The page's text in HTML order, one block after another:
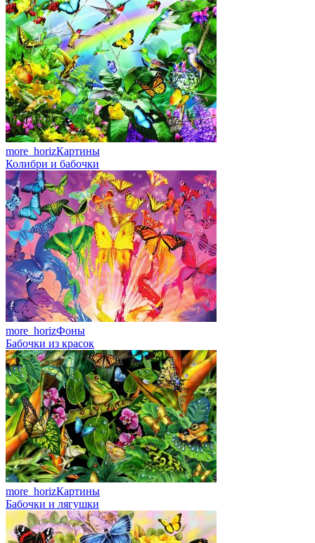
more_horizКартины
Колибри и бабочки
more_horizФоны
Бабочки из красок
more_horizКартины
Бабочки и лягушки